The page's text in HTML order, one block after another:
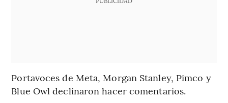
Portavoces de Meta, Morgan Stanley, Pimco y
Blue Owl declinaron hacer comentarios.